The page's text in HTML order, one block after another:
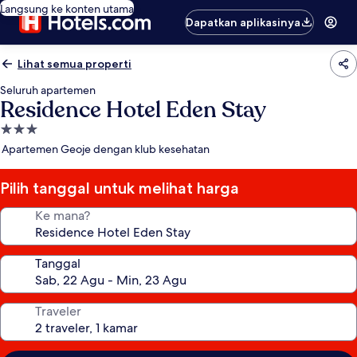
Langsung ke konten utama
Dapatkan aplikasinya
Lihat semua properti
Seluruh apartemen
Residence Hotel Eden Stay
Properti
bintang
Apartemen Geoje dengan klub kesehatan
Pilih tanggal untuk melihat harga
Ke mana?
Tanggal
Traveler